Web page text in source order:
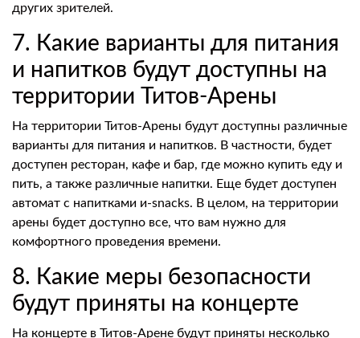
других зрителей.
7. Какие варианты для питания
и напитков будут доступны на
территории Титов-Арены
На территории Титов-Арены будут доступны различные
варианты для питания и напитков. В частности, будет
доступен ресторан, кафе и бар, где можно купить еду и
пить, а также различные напитки. Еще будет доступен
автомат с напитками и-snacks. В целом, на территории
арены будет доступно все, что вам нужно для
комфортного проведения времени.
8. Какие меры безопасности
будут приняты на концерте
На концерте в Титов-Арене будут приняты несколько